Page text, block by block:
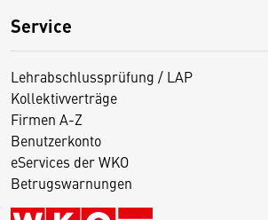
Service
Lehrabschlussprüfung / LAP
Kollektivverträge
Firmen A-Z
Benutzerkonto
eServices der WKO
Betrugswarnungen